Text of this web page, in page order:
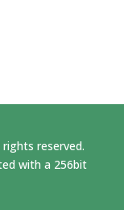
rights reserved.
with a 256bit